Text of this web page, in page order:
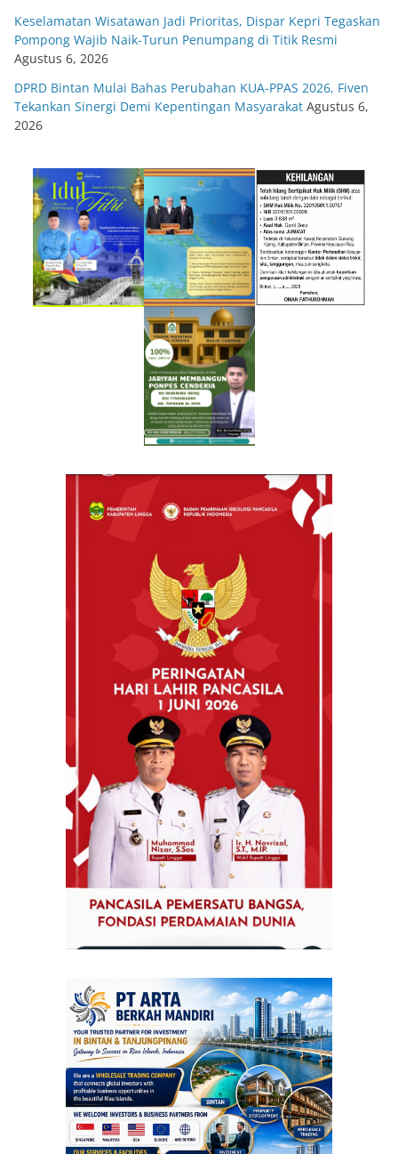
Keselamatan Wisatawan Jadi Prioritas, Dispar Kepri Tegaskan
Pompong Wajib Naik-Turun Penumpang di Titik Resmi
Agustus 6, 2026
DPRD Bintan Mulai Bahas Perubahan KUA-PPAS 2026, Fiven
Tekankan Sinergi Demi Kepentingan Masyarakat Agustus 6,
2026